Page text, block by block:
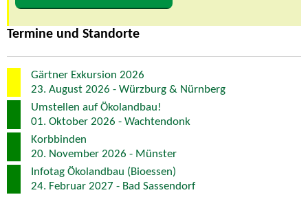
Termine und Standorte
Gärtner Exkursion 2026
23. August 2026 - Würzburg & Nürnberg
Umstellen auf Ökolandbau!
01. Oktober 2026 - Wachtendonk
Korbbinden
20. November 2026 - Münster
Infotag Ökolandbau (Bioessen)
24. Februar 2027 - Bad Sassendorf